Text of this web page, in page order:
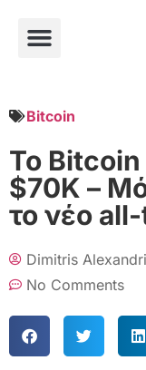
Bitcoin
Το Bitcoin
$70K –
το νέο
Dimitris
No Comments